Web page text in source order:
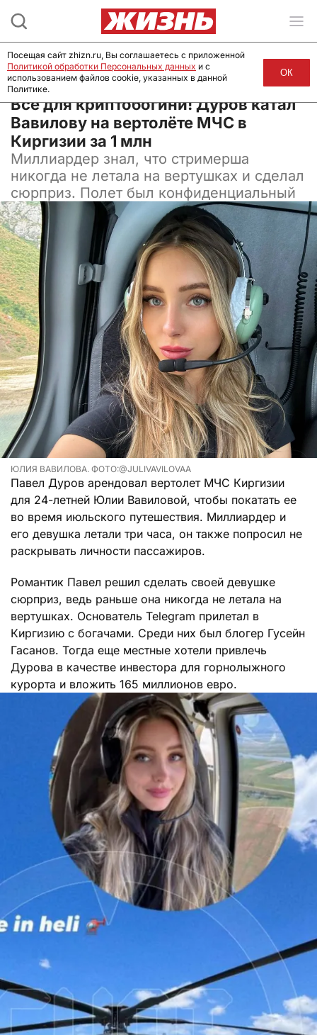
26 августа 2024, 13:23
Всё для криптобогини! Дуров катал
Вавилову на вертолёте МЧС в
Киргизии за 1 млн
Миллиардер знал, что стримерша
никогда не летала на вертушках и сделал
сюрприз. Полет был конфиденциальный
ЮЛИЯ ВАВИЛОВА. ФОТО:@JULIVAVILOVAA
Павел Дуров арендовал вертолет МЧС Киргизии
для 24-летней Юлии Вавиловой, чтобы покатать ее
во время июльского путешествия. Миллиардер и
его девушка летали три часа, он также попросил не
раскрывать личности пассажиров.
Романтик Павел решил сделать своей девушке
сюрприз, ведь раньше она никогда не летала на
вертушках. Основатель Telegram прилетал в
Киргизию с богачами. Среди них был блогер Гусейн
Гасанов. Тогда еще местные хотели привлечь
Дурова в качестве инвестора для горнолыжного
курорта и вложить 165 миллионов евро.
Посещая сайт zhizn.ru, Вы соглашаетесь с приложенной
Политикой обработки Персональных данных и с
использованием файлов cookie, указанных в данной
Политике.
ОК